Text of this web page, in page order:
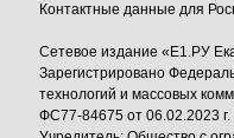
Контактные данные для
Сетевое издание «Е1.РУ
Зарегистрировано
технологий и массовых
ФС77-84675 от 06.02.2023 г.